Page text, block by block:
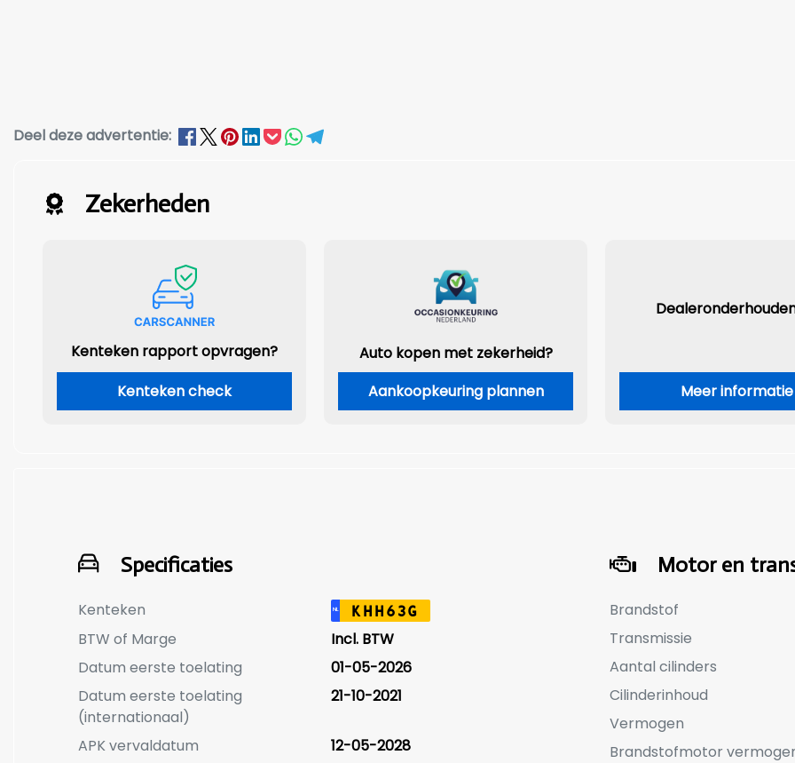
Deel deze advertentie:
Zekerheden
Kenteken rapport opvragen?
Kenteken check
Auto kopen met zekerheid?
Aankoopkeuring plannen
Meer informatie
Specificaties
Kenteken NL KHH63G
BTW of Marge
Incl. BTW
Datum eerste toelating
01-05-2026
Datum eerste toelating
(internationaal)
21-10-2021
APK vervaldatum
12-05-2028
Motor en
Brandstof
Transmissie
Aantal cilinders
Cilinderinhoud
Vermogen
Brandstofmotor